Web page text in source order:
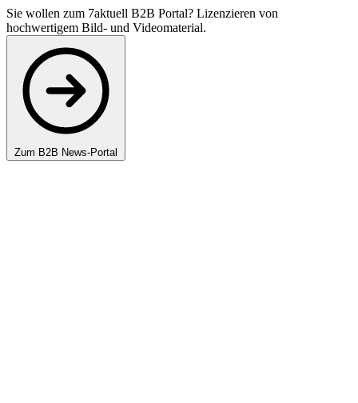
Sie wollen zum 7aktuell B2B Portal? Lizenzieren von
hochwertigem Bild- und Videomaterial.
Zum B2B News-Portal